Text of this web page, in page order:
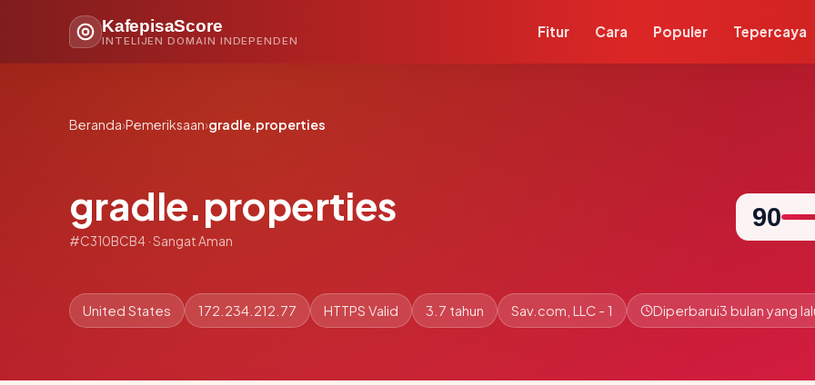
KafepisaScore
INTELIJEN DOMAIN INDEPENDEN
Fitur Cara Populer Tepercaya
Beranda›Pemeriksaan›gradle.properties
gradle.properties
#C310BCB4 · Sangat Aman
90
United States 172.234.212.77 HTTPS Valid 3.7 tahun Sav.com, LLC - 1 Diperbarui3 bulan yang